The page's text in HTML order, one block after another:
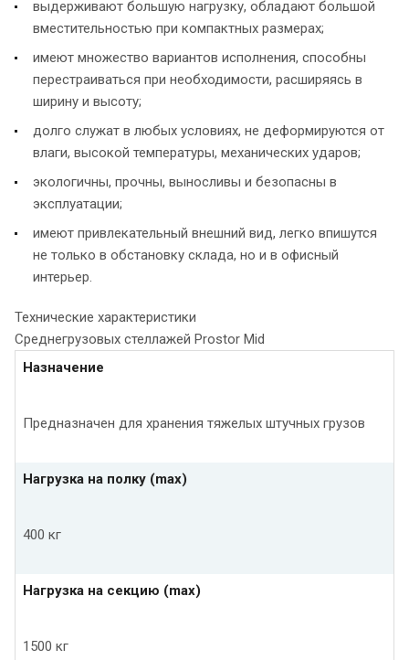
выдерживают большую нагрузку, обладают большой
вместительностью при компактных размерах;
имеют множество вариантов исполнения, способны
перестраиваться при необходимости, расширяясь в
ширину и высоту;
долго служат в любых условиях, не деформируются от
влаги, высокой температуры, механических ударов;
экологичны, прочны, выносливы и безопасны в
эксплуатации;
имеют привлекательный внешний вид, легко впишутся
не только в обстановку склада, но и в офисный
интерьер.
Технические характеристики
Среднегрузовых стеллажей Prostor Mid
Назначение
Предназначен для хранения тяжелых штучных грузов
Нагрузка на полку (max)
400 кг
Нагрузка на секцию (max)
1500 кг